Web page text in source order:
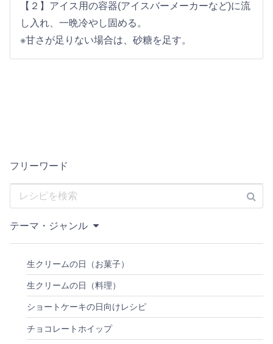
【２】アイス用の容器(アイスバーメーカーなど)に流
し入れ、一晩冷やし固める。
※甘さが足りない場合は、砂糖を足す。
フリーワード
テーマ・ジャンル
生クリームの日（お菓子）
生クリームの日（料理）
ショートケーキの日向けレシピ
チョコレートホイップ